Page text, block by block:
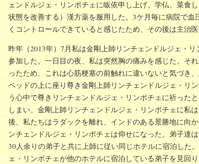
ェンドルジェ・リンポチェに皈依申し上げ、学仏、菜食
状態を改善する）漢方薬を服用した。3ケ月毎に病院で
くコントロールできていると感じたため、その後は主治
昨年（2013年）7月私は金剛上師リンチェンドルジェ・
参加した。一日目の夜、私は突然胸の痛みを感じた。そ
ったため、これは心筋梗塞の前触れに違いないと気づき
ベッドの上に座り尊き金剛上師リンチェンドルジェ・リ
う心中で尊きリンチェンドルジェ・リンポチェに祈った
しまい、金剛上師リンチェンドルジェ・リンポチェに私
後、私たちはラダックを離れ、インドのある景勝地に向
ンチェンドルジェ・リンポチェは仰せになった。弟子達
30人余りの弟子と共に上師に従い同じホテルに宿泊した
ェ・リンポチェが他のホテルに宿泊している弟子を見回